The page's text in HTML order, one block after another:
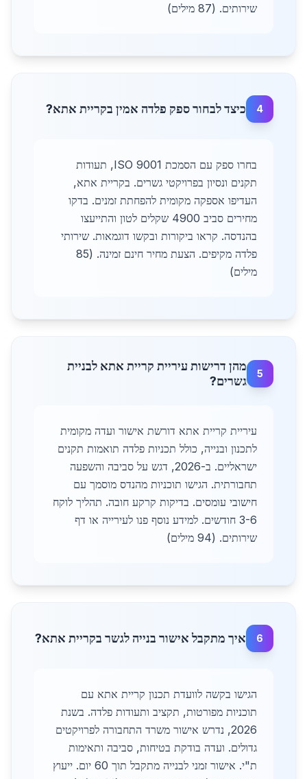
שירותים. (87 מילים)
4 כיצד לבחור ספק פלדה אמין בקריית אתא?
בחרו ספק עם הסמכת ISO 9001, תעודות
תקנים ונסיון בפרויקטי גשרים. בקריית אתא,
העדיפו אספקה מקומית להפחתת זמנים. בדקו
מחירים סביב 4900 שקלים לטון והתייעצו
בהנדסה. קראו ביקורות ובקשו דוגמאות. שירותי
פלדה מקיפים. הצעת מחיר חינם זמינה. (85
מילים)
5
מהן דרישות עיריית קריית אתא לבניית
גשרים?
עיריית קריית אתא דורשת אישור ועדה מקומית
לתכנון ובנייה, כולל תכניות פלדה תואמות תקנים
ישראליים. ב-2026, דגש על סביבה והשפעה
תחבורתית. הגישו תוכניות מהנדס מוסמך עם
חישובי עומסים. בדיקות קרקע חובה. תהליך לוקח
3-6 חודשים. למידע נוסף פנו לעירייה או דף
שירותים. (94 מילים)
6 איך מתקבל אישור בנייה לגשר בקריית אתא?
הגישו בקשה לוועדת תכנון קריית אתא עם
תוכניות מפורטות, תקציב ותעודות פלדה. בשנת
2026, נדרש אישור משרד התחבורה לפרויקטים
גדולים. ועדה בודקת בטיחות, סביבה ותאימות
ת"י. אישור זמני לבנייה מתקבל תוך 60 יום. ייעוץ